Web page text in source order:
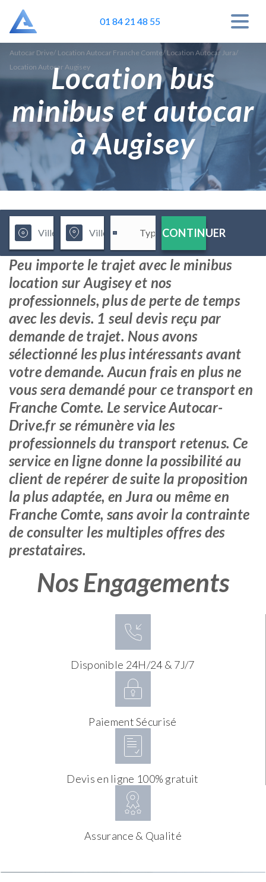
01 84 21 48 55
Autocar Drive/ Location Autocar Franche Comte/ Location Autocar Jura/
Location Autocar AugiseyLocation bus
minibus et autocar
à Augisey
CONTINUER
Peu importe le trajet avec le minibus
location sur Augisey et nos
professionnels, plus de perte de temps
avec les devis. 1 seul devis reçu par
demande de trajet. Nous avons
sélectionné les plus intéressants avant
votre demande. Aucun frais en plus ne
vous sera demandé pour ce transport en
Franche Comte. Le service Autocar-
Drive.fr se rémunère via les
professionnels du transport retenus. Ce
service en ligne donne la possibilité au
client de repérer de suite la proposition
la plus adaptée, en Jura ou même en
Franche Comte, sans avoir la contrainte
de consulter les multiples offres des
prestataires.
Nos Engagements
Disponible 24H/24 & 7J/7
Paiement Sécurisé
Devis en ligne 100% gratuit
Assurance & Qualité